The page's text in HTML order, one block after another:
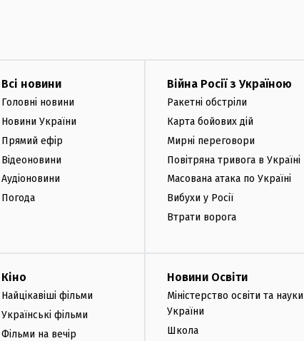
Всі новини
Головні новини
Новини України
Прямий ефір
Відеоновини
Аудіоновини
Погода
Війна Росії з Україною
Ракетні обстріли
Карта бойових дій
Мирні переговори
Повітряна тривога в Україні
Масована атака по Україні
Вибухи у Росії
Втрати ворога
Кіно
Найцікавіші фільми
Українські фільми
Фільми на вечір
Новини Освіти
Міністерство освіти та науки
України
Школа